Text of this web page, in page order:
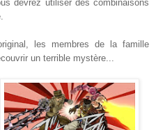
devrez utiliser des combinaisons
les membres de la famille
un terrible mystère...